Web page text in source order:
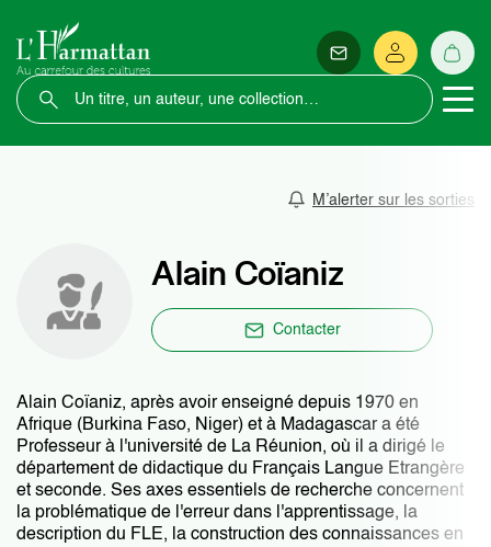
M’alerter sur les sorties
Alain Coïaniz
Contacter
Alain Coïaniz, après avoir enseigné depuis 1970 en
Afrique (Burkina Faso, Niger) et à Madagascar a été
Professeur à l'université de La Réunion, où il a dirigé le
département de didactique du Français Langue Etrangère
et seconde. Ses axes essentiels de recherche concernent
la problématique de l'erreur dans l'apprentissage, la
description du FLE, la construction des connaissances en